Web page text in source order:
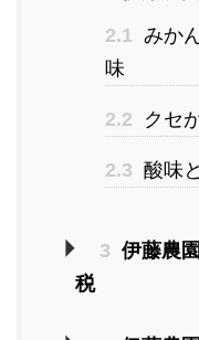
2.1 みか
味
2.2 クセ
2.3 酸味
3 伊藤農
税